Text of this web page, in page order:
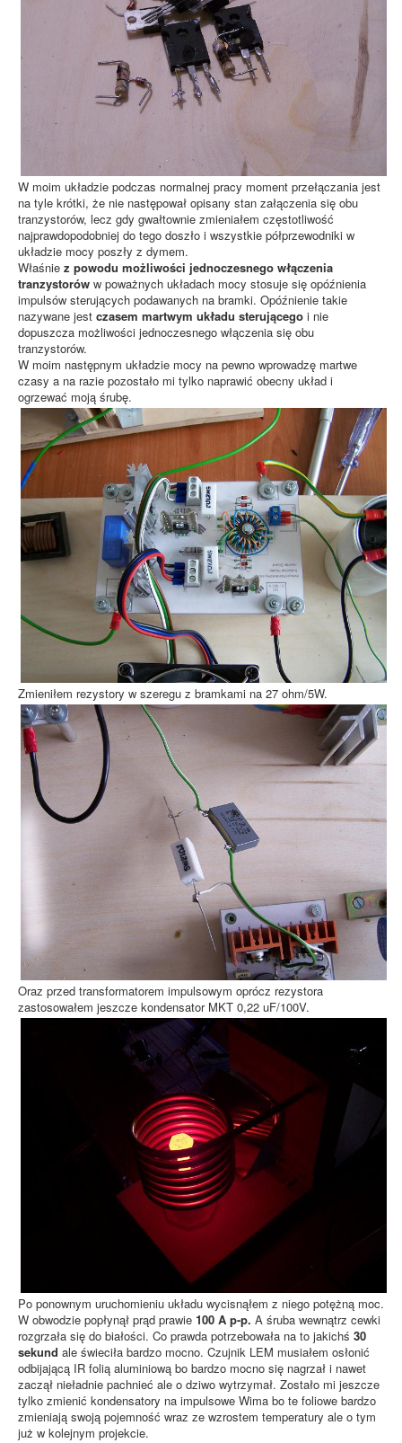
W moim układzie podczas normalnej pracy moment przełączania jest
na tyle krótki, że nie następował opisany stan załączenia się obu
tranzystorów, lecz gdy gwałtownie zmieniałem częstotliwość
najprawdopodobniej do tego doszło i wszystkie półprzewodniki w
układzie mocy poszły z dymem.
Właśnie z powodu możliwości jednoczesnego włączenia
tranzystorów w poważnych układach mocy stosuje się opóźnienia
impulsów sterujących podawanych na bramki. Opóźnienie takie
nazywane jest czasem martwym układu sterującego i nie
dopuszcza możliwości jednoczesnego włączenia się obu
tranzystorów.
W moim następnym układzie mocy na pewno wprowadzę martwe
czasy a na razie pozostało mi tylko naprawić obecny układ i
ogrzewać moją śrubę.
Zmieniłem rezystory w szeregu z bramkami na 27 ohm/5W.
Oraz przed transformatorem impulsowym oprócz rezystora
zastosowałem jeszcze kondensator MKT 0,22 uF/100V.
Po ponownym uruchomieniu układu wycisnąłem z niego potężną moc.
W obwodzie popłynął prąd prawie 100 A p-p. A śruba wewnątrz cewki
rozgrzała się do białości. Co prawda potrzebowała na to jakichś 30
sekund ale świeciła bardzo mocno. Czujnik LEM musiałem osłonić
odbijającą IR folią aluminiową bo bardzo mocno się nagrzał i nawet
zaczął nieładnie pachnieć ale o dziwo wytrzymał. Zostało mi jeszcze
tylko zmienić kondensatory na impulsowe Wima bo te foliowe bardzo
zmieniają swoją pojemność wraz ze wzrostem temperatury ale o tym
już w kolejnym projekcie.